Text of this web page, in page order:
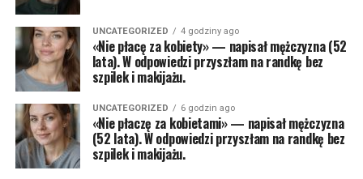
UNCATEGORIZED 4 godziny ago
«Nie płacę za kobiety» — napisał mężczyzna (52
lata). W odpowiedzi przyszłam na randkę bez
szpilek i makijażu.
UNCATEGORIZED 6 godzin ago
«Nie płaczę za kobietami» — napisał mężczyzna
(52 lata). W odpowiedzi przyszłam na randkę bez
szpilek i makijażu.